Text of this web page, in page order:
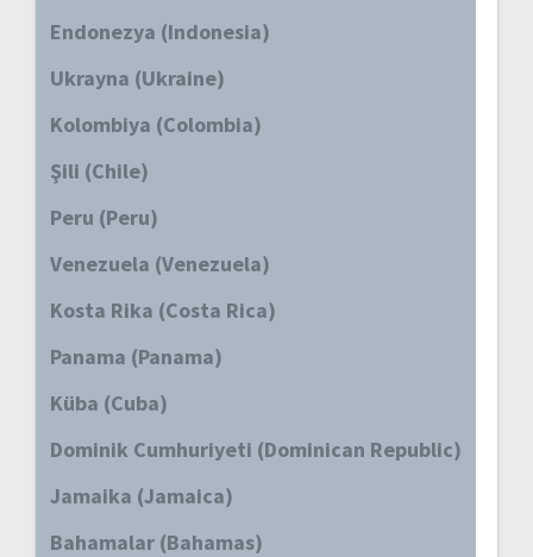
Endonezya (Indonesia)
Ukrayna (Ukraine)
Kolombiya (Colombia)
Şili (Chile)
Peru (Peru)
Venezuela (Venezuela)
Kosta Rika (Costa Rica)
Panama (Panama)
Küba (Cuba)
Dominik Cumhuriyeti (Dominican Republic)
Jamaika (Jamaica)
Bahamalar (Bahamas)